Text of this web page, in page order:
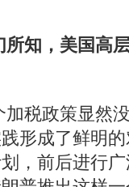
受到不利影
个小群体的
政策，就是
制度的深层
很大程度上